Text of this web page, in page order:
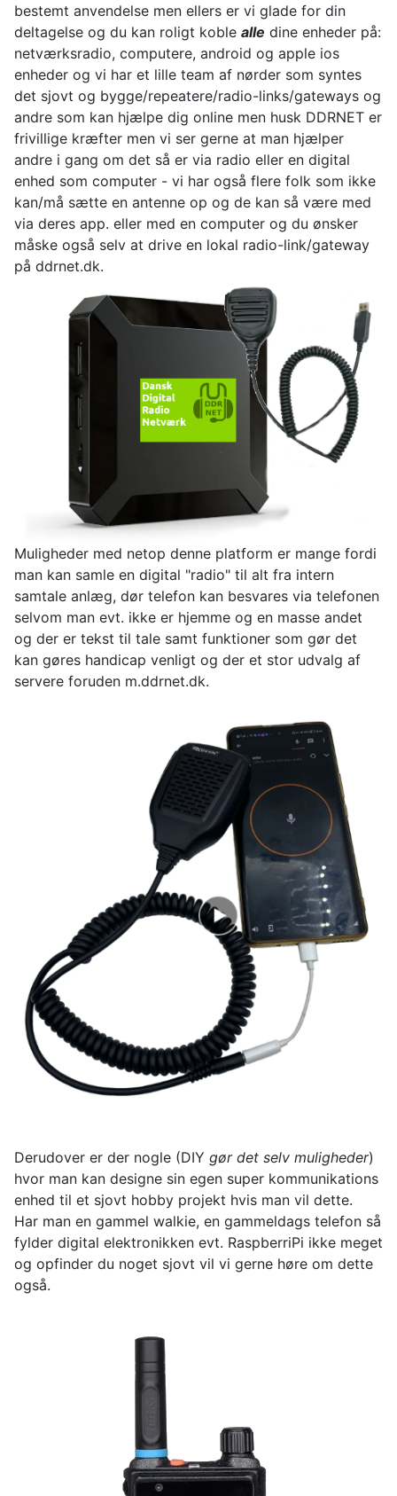
bestemt anvendelse men ellers er vi glade for din
deltagelse og du kan roligt koble alle dine enheder på:
netværksradio, computere, android og apple ios
enheder og vi har et lille team af nørder som syntes
det sjovt og bygge/repeatere/radio-links/gateways og
andre som kan hjælpe dig online men husk DDRNET er
frivillige kræfter men vi ser gerne at man hjælper
andre i gang om det så er via radio eller en digital
enhed som computer - vi har også flere folk som ikke
kan/må sætte en antenne op og de kan så være med
via deres app. eller med en computer og du ønsker
måske også selv at drive en lokal radio-link/gateway
på ddrnet.dk.
Muligheder med netop denne platform er mange fordi
man kan samle en digital "radio" til alt fra intern
samtale anlæg, dør telefon kan besvares via telefonen
selvom man evt. ikke er hjemme og en masse andet
og der er tekst til tale samt funktioner som gør det
kan gøres handicap venligt og der et stor udvalg af
servere foruden m.ddrnet.dk.
Derudover er der nogle (DIY gør det selv muligheder)
hvor man kan designe sin egen super kommunikations
enhed til et sjovt hobby projekt hvis man vil dette.
Har man en gammel walkie, en gammeldags telefon så
fylder digital elektronikken evt. RaspberriPi ikke meget
og opfinder du noget sjovt vil vi gerne høre om dette
også.